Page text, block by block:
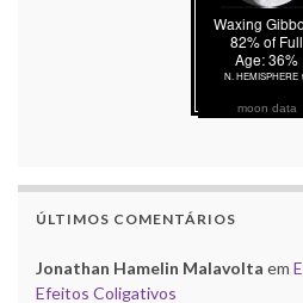
moon data
ÚLTIMOS COMENTÁRIOS
Jonathan Hamelin Malavolta em
Efeitos Coligativos